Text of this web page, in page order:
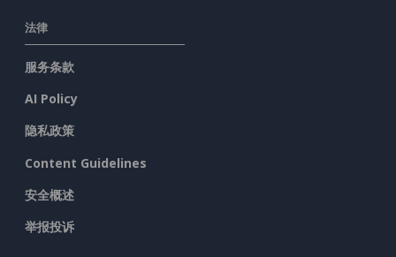
法律
服务条款
AI Policy
隐私政策
Content Guidelines
安全概述
举报投诉